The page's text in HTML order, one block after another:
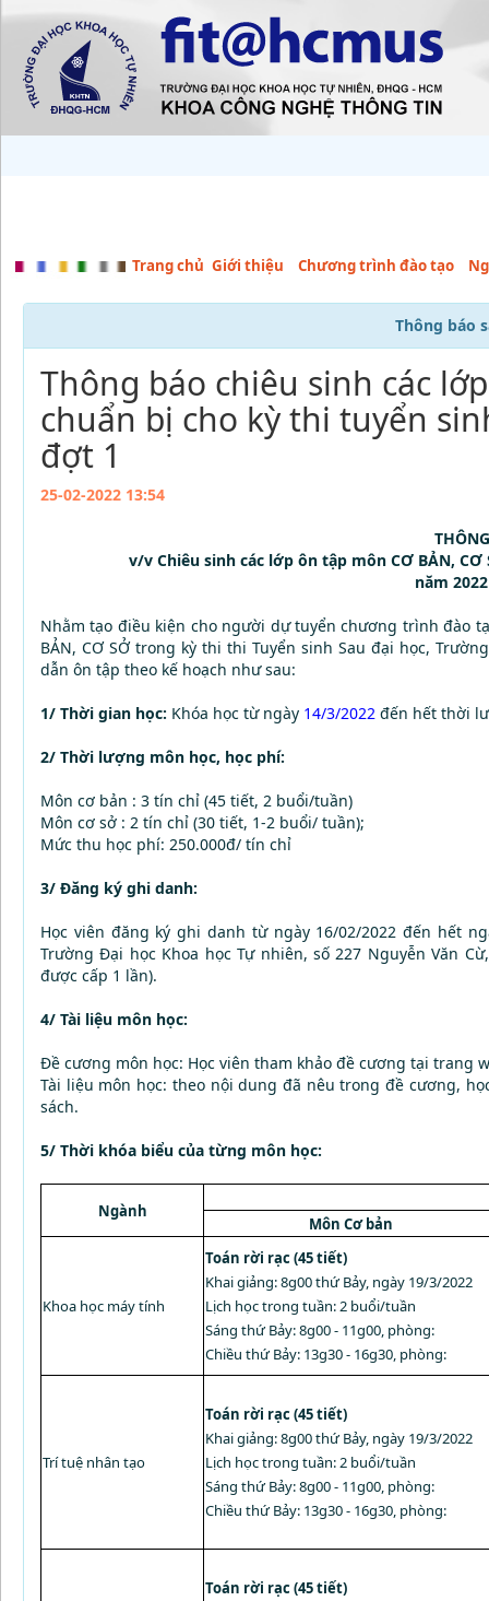
Trang chủ Giới thiệu Chương trình đào tạo
Thông báo
Thông báo chiêu sinh các
chuẩn bị cho kỳ thi tuyển
đợt 1
25-02-2022 13:54
v/v Chiêu sinh các lớp ôn tập môn CƠ BẢN,
năm
Nhằm tạo điều kiện cho người dự tuyển chương trình đào
BẢN, CƠ SỞ trong kỳ thi thi Tuyển sinh Sau đại học,
dẫn ôn tập theo kế hoạch như sau:
1/ Thời gian học: Khóa học từ ngày 14/3/2022 đến hết thời
2/ Thời lượng môn học, học phí:
Môn cơ bản : 3 tín chỉ (45 tiết, 2 buổi/tuần)
Môn cơ sở : 2 tín chỉ (30 tiết, 1-2 buổi/ tuần);
Mức thu học phí: 250.000đ/ tín chỉ
3/ Đăng ký ghi danh:
Học viên đăng ký ghi danh từ ngày 16/02/2022 đến hết
Trường Đại học Khoa học Tự nhiên, số 227 Nguyễn Văn
được cấp 1 lần).
4/ Tài liệu môn học:
Đề cương môn học: Học viên tham khảo đề cương tại trang
Tài liệu môn học: theo nội dung đã nêu trong đề cương,
sách.
5/ Thời khóa biểu của từng môn học:
Ngành
Môn Cơ bản
Khoa học máy tính
Toán rời rạc (45 tiết)
Khai giảng: 8g00 thứ Bảy, ngày 19/3/2022
Lịch học trong tuần: 2 buổi/tuần
Sáng thứ Bảy: 8g00 - 11g00, phòng:
Chiều thứ Bảy: 13g30 - 16g30, phòng:
Trí tuệ nhân tạo
Toán rời rạc (45 tiết)
Khai giảng: 8g00 thứ Bảy, ngày 19/3/2022
Lịch học trong tuần: 2 buổi/tuần
Sáng thứ Bảy: 8g00 - 11g00, phòng:
Chiều thứ Bảy: 13g30 - 16g30, phòng:
Toán rời rạc (45 tiết)